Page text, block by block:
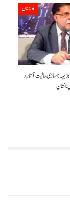
بلوچستان
ڈیہہ نا ساڑی حالیت آتا رِد